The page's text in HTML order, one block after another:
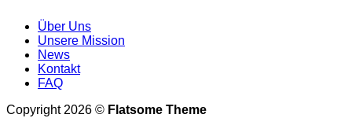
Über Uns
Unsere Mission
News
Kontakt
FAQ
Copyright 2026 © Flatsome Theme